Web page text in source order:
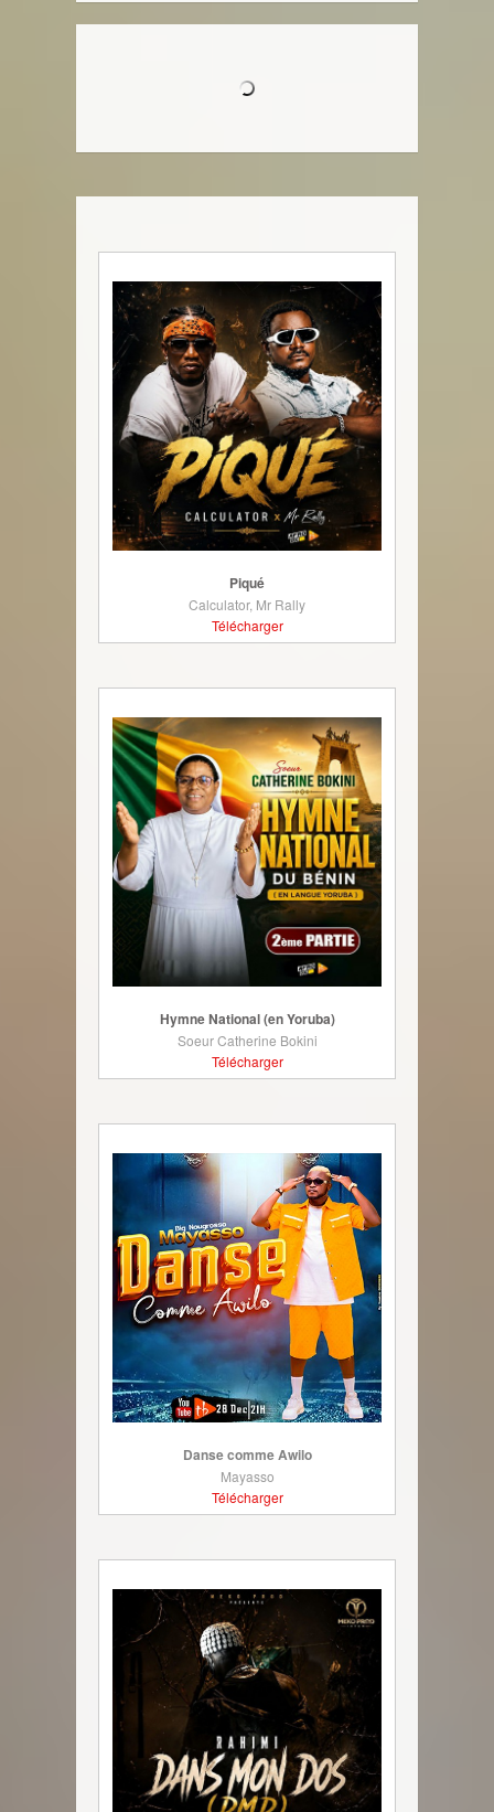
Piqué
Calculator, Mr Rally
Télécharger
Hymne National (en Yoruba)
Soeur Catherine Bokini
Télécharger
Danse comme Awilo
Mayasso
Télécharger